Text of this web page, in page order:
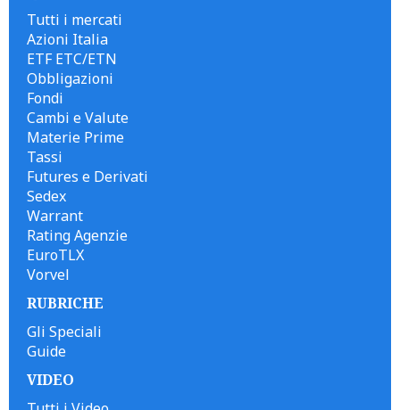
Tutti i mercati
Azioni Italia
ETF ETC/ETN
Obbligazioni
Fondi
Cambi e Valute
Materie Prime
Tassi
Futures e Derivati
Sedex
Warrant
Rating Agenzie
EuroTLX
Vorvel
RUBRICHE
Gli Speciali
Guide
VIDEO